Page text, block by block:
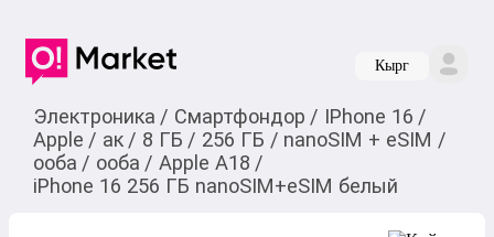
Кырг
Электроника / Смартфондор / IPhone 16 /
Apple / ак / 8 ГБ / 256 ГБ / nanoSIM + eSIM /
ооба / ооба / Apple A18 /
iPhone 16 256 ГБ nanoSIM+eSIM белый